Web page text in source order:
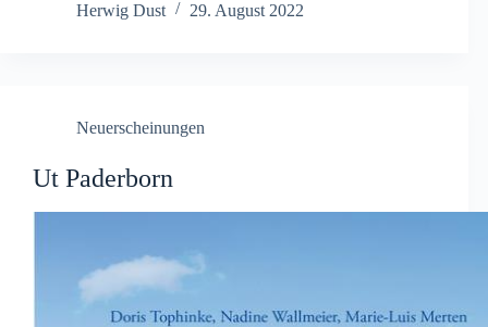
Herwig Dust
29. August 2022
Neuerscheinungen
Ut Paderborn